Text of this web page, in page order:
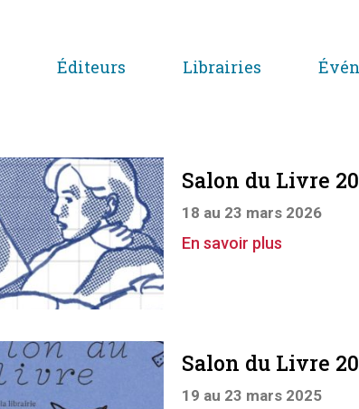
Éditeurs Librairies
Salon du Livre
18 au 23 mars 2026
En savoir plus
Salon du Livre
19 au 23 mars 2025